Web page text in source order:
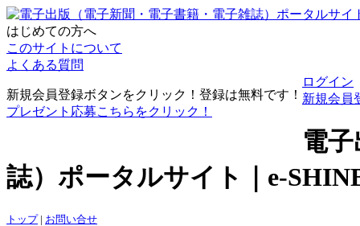
はじめての方へ
このサイトについて
よくある質問
新規会員登録ボタンをクリック！登録は無料です！
プレゼント応募こちらをクリック！
ログイン
新規会員
電
誌）ポータルサイト｜e-
トップ| お問い合せ